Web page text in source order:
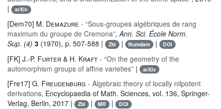
|
arXiv
[Dem70] M. Demazure - “Sous-groupes algébriques de rang
maximum du groupe de Cremona”, Ann. Sci. École Norm.
Sup. (4) 3 (1970), p. 507-588 | Zbl | Numdam | DOI
[FK] J.-P. Furter & H. Kraft - “On the geometry of the
automorphism groups of affine varieties” | arXiv
[Fre17] G. Freudenburg - Algebraic theory of locally nilpotent
derivations, Encyclopaedia of Math. Sciences, vol. 136, Springer-
Verlag, Berlin, 2017 |
Zbl | MR | DOI